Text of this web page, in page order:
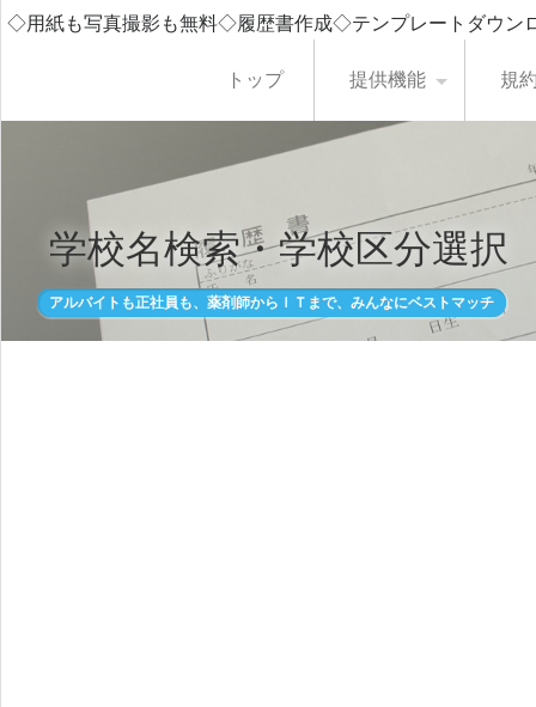
◇用紙も写真撮影も無料◇履歴書作成◇テンプレートダウ
トップ 提供機能 規
学校名検索・学校区分選択
アルバイトも正社員も、薬剤師からＩＴまで、みんなにベストマッチ